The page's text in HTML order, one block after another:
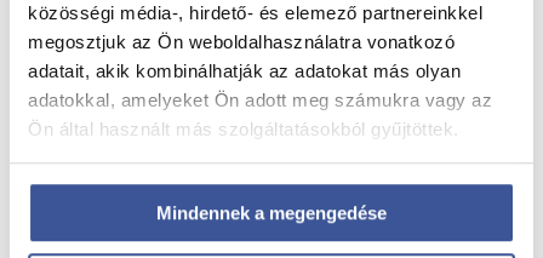
közösségi média-, hirdető- és elemező partnereinkkel
megosztjuk az Ön weboldalhasználatra vonatkozó
adatait, akik kombinálhatják az adatokat más olyan
adatokkal, amelyeket Ön adott meg számukra vagy az
Ön által használt más szolgáltatásokból gyűjtöttek.
Mindennek a megengedése
Nyári hidratálás – mit igyunk a melegben?
2026. július 28.
Nyári hidratálás – mit igyunk a melegben?
Read more